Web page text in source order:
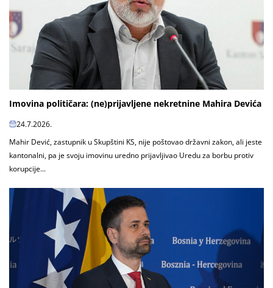
Imovina političara: (ne)prijavljene nekretnine Mahira Devića
24.7.2026.
Mahir Dević, zastupnik u Skupštini KS, nije poštovao državni zakon, ali jeste
kantonalni, pa je svoju imovinu uredno prijavljivao Uredu za borbu protiv
korupcije...